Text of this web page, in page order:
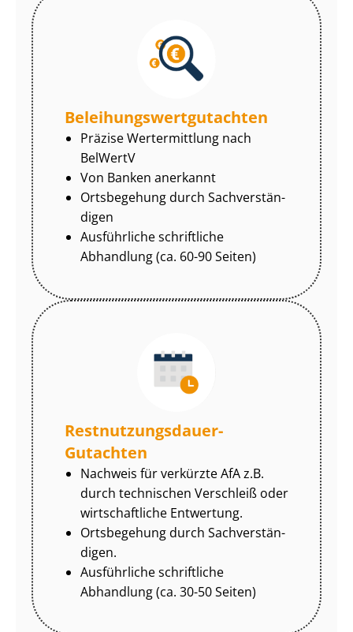
Be­lei­hungs­wert­gut­ach­ten
Präzise Wertermittlung nach
BelWertV
Von Banken anerkannt
Ortsbegehung durch Sach­ver­stän­
di­gen
Ausführliche schriftliche
Abhandlung (ca. 60-90 Seiten)
Rest­nut­zungs­dau­er-
Gutachten
Nachweis für verkürzte AfA z.B.
durch technischen Verschleiß oder
wirtschaftliche Entwertung.
Ortsbegehung durch Sach­ver­stän­
di­gen.
Ausführliche schriftliche
Abhandlung (ca. 30-50 Seiten)